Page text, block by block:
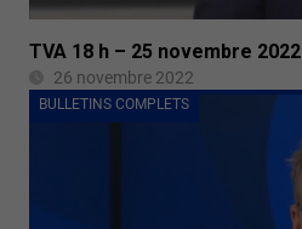
TVA 18 h – 25 novembre 2022
26 novembre 2022
BULLETINS COMPLETS